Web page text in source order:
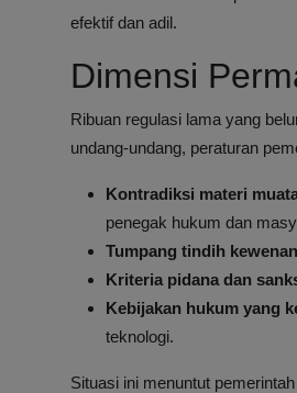
efektif dan adil.
Dimensi
Ribuan regulasi lama yang
undang-undang, peraturan
Kontradiksi materi
penegak hukum dan
Tumpang tindih
Kriteria pidana dan
Kebijakan hukum yang
teknologi.
Situasi ini menuntut